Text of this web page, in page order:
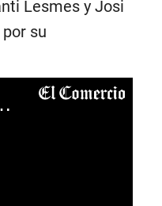
Lesmes y Josi
su
ganadora de la segunda temporada